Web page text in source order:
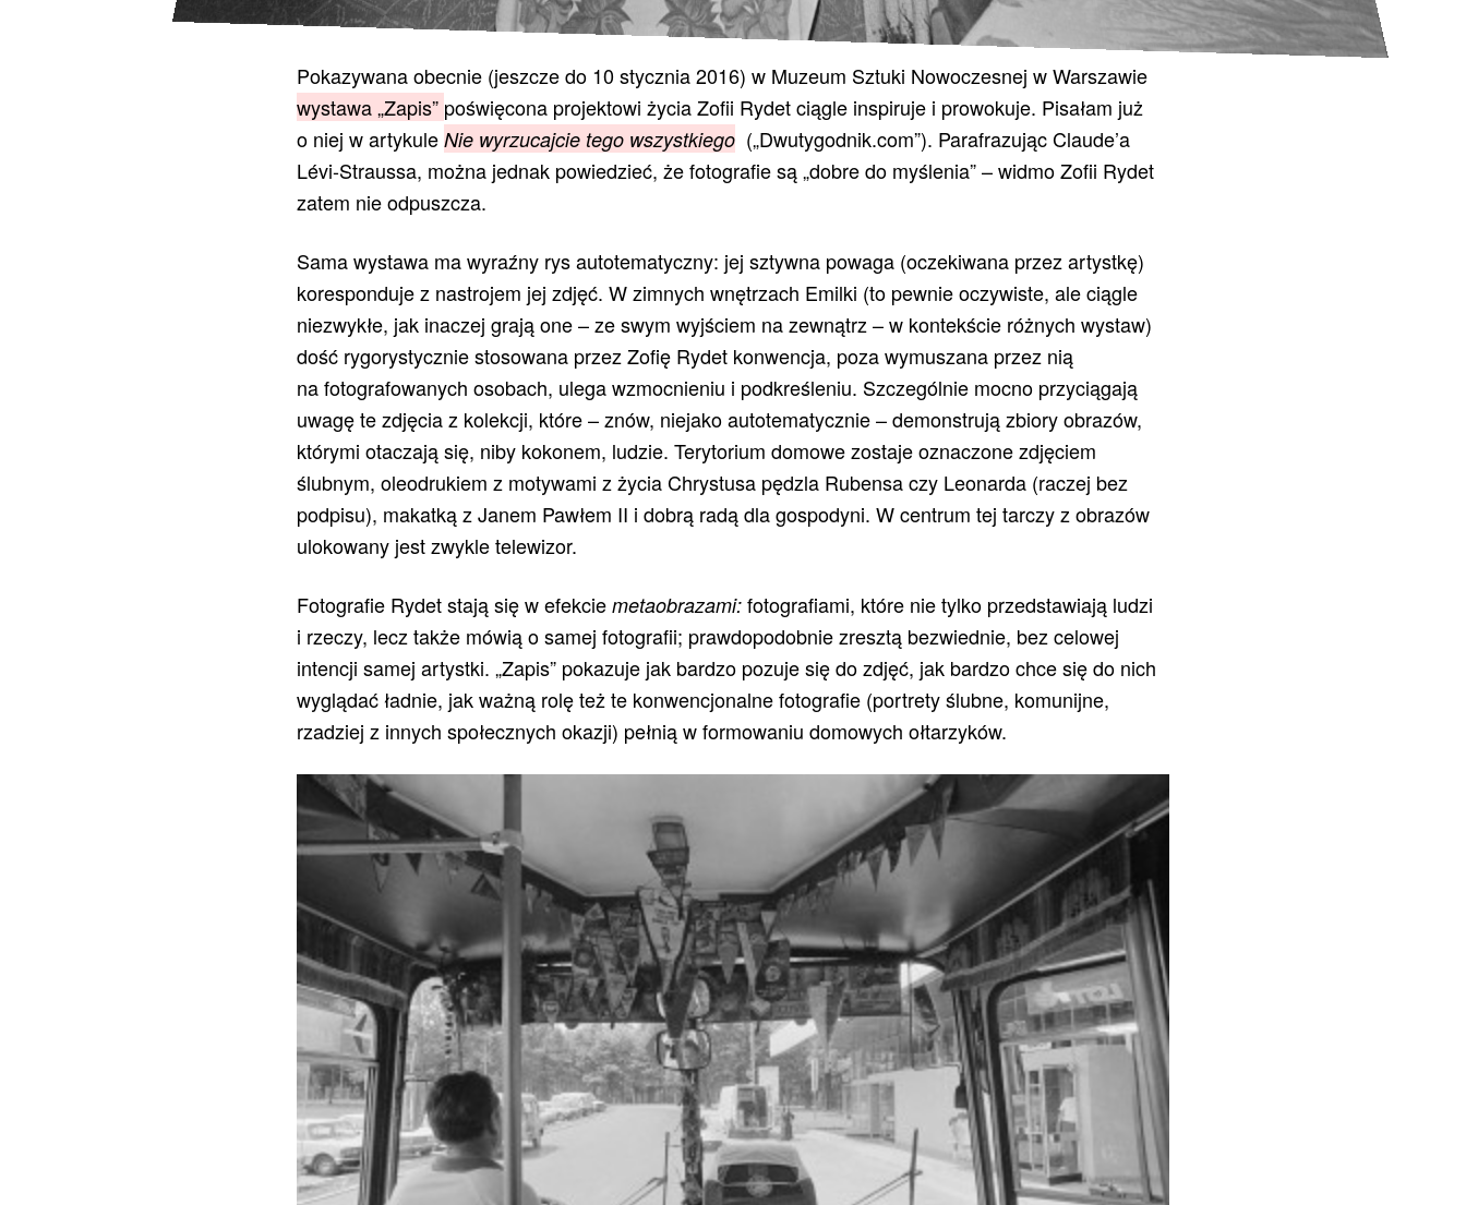
Pokazywana obecnie (jeszcze do 10 stycznia 2016) w Muzeum Sztuki Nowoczesnej w Warszawie
wystawa „Zapis” poświęcona projektowi życia Zofii Rydet ciągle inspiruje i prowokuje. Pisałam już
o niej w artykule Nie wyrzucajcie tego wszystkiego („Dwutygodnik.com”). Parafrazując Claude’a
Lévi-Straussa, można jednak powiedzieć, że fotografie są „dobre do myślenia” – widmo Zofii Rydet
zatem nie odpuszcza.
Sama wystawa ma wyraźny rys autotematyczny: jej sztywna powaga (oczekiwana przez artystkę)
koresponduje z nastrojem jej zdjęć. W zimnych wnętrzach Emilki (to pewnie oczywiste, ale ciągle
niezwykłe, jak inaczej grają one – ze swym wyjściem na zewnątrz – w kontekście różnych wystaw)
dość rygorystycznie stosowana przez Zofię Rydet konwencja, poza wymuszana przez nią
na fotografowanych osobach, ulega wzmocnieniu i podkreśleniu. Szczególnie mocno przyciągają
uwagę te zdjęcia z kolekcji, które – znów, niejako autotematycznie – demonstrują zbiory obrazów,
którymi otaczają się, niby kokonem, ludzie. Terytorium domowe zostaje oznaczone zdjęciem
ślubnym, oleodrukiem z motywami z życia Chrystusa pędzla Rubensa czy Leonarda (raczej bez
podpisu), makatką z Janem Pawłem II i dobrą radą dla gospodyni. W centrum tej tarczy z obrazów
ulokowany jest zwykle telewizor.
Fotografie Rydet stają się w efekcie metaobrazami: fotografiami, które nie tylko przedstawiają ludzi
i rzeczy, lecz także mówią o samej fotografii; prawdopodobnie zresztą bezwiednie, bez celowej
intencji samej artystki. „Zapis” pokazuje jak bardzo pozuje się do zdjęć, jak bardzo chce się do nich
wyglądać ładnie, jak ważną rolę też te konwencjonalne fotografie (portrety ślubne, komunijne,
rzadziej z innych społecznych okazji) pełnią w formowaniu domowych ołtarzyków.